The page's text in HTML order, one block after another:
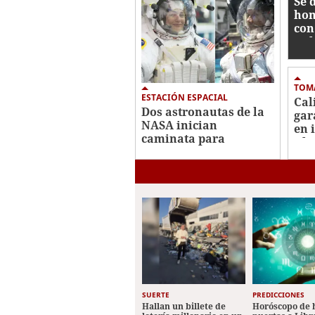
ESTACIÓN ESPACIAL
Dos astronautas de la
NASA inician
caminata para
en
SUERTE
Hallan un billete de
PREDICCIONES
Horóscopo de